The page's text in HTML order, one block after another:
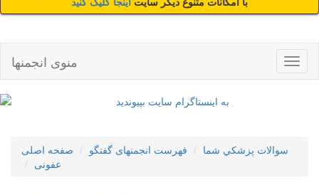
با امکانات متنوع دیگر سایت اینجا کلیک کنید
منوی انجمنها
صفحه اصلی فهرست انجمنهای گفتگو
سوالات پزشکي شما
عفونی